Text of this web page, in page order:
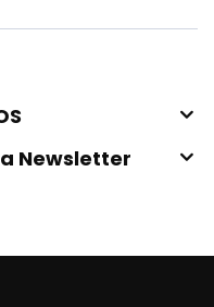
Newsletter